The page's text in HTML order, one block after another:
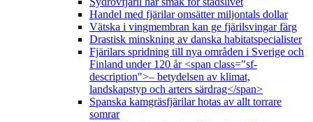
Handel med fjärilar omsätter miljontals dollar
Vätska i vingmembran kan ge fjärilsvingar färg
Drastisk minskning av danska habitatspecialister
Fjärilars spridning till nya områden i Sverige och
Finland under 120 år <span class="sf-
description">– betydelsen av klimat,
landskapstyp och arters särdrag</span>
Spanska kamgräsfjärilar hotas av allt torrare
somrar